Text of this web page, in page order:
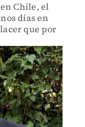
Chile, el
días en
que por